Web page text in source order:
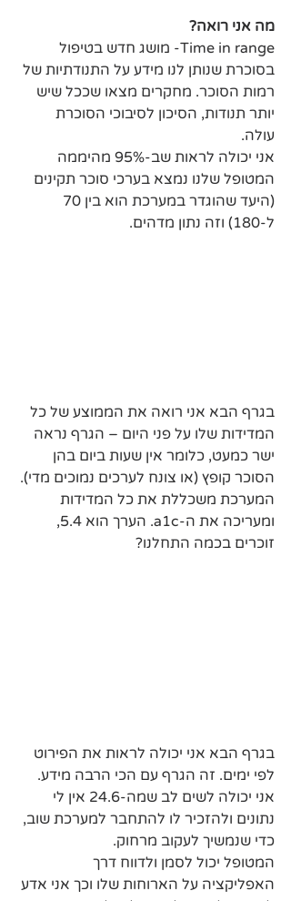
מה אני רואה?
Time in range- מושג חדש בטיפול
בסוכרת שנותן לנו מידע על התנודתיות של
רמות הסוכר. מחקרים מצאו שככל שיש
יותר תנודות, הסיכון לסיבוכי הסוכרת
עולה.
אני יכולה לראות שב-95% מהיממה
המטופל שלנו נמצא בערכי סוכר תקינים
ל-180) וזה נתון מדהים.
בגרף הבא אני רואה את הממוצע של כל
המדידות שלו על פני היום – הגרף נראה
ישר כמעט, כלומר אין שעות ביום בהן
הסוכר קופץ (או צונח לערכים נמוכים מדי).
המערכת משכללת את כל המדידות
ומעריכה את ה-a1c. הערך הוא 5.4,
זוכרים בכמה התחלנו?
בגרף הבא אני יכולה לראות את הפירוט
לפי ימים. זה הגרף עם הכי הרבה מידע.
אני יכולה לשים לב שמה-24.6 אין לי
נתונים ולהזכיר לו להתחבר למערכת שוב,
כדי שנמשיך לעקוב מרחוק.
המטופל יכול לסמן ולדווח דרך
האפליקציה על הארוחות שלו וכך אני אדע